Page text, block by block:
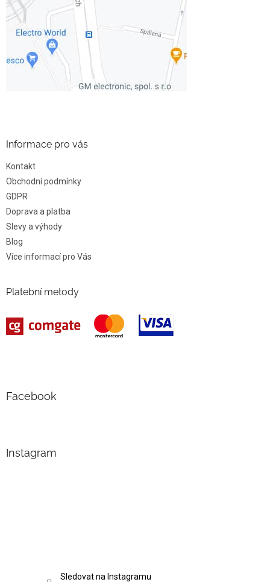
Informace pro vás
Kontakt
Obchodní podmínky
GDPR
Doprava a platba
Slevy a výhody
Blog
Více informací pro Vás
Platební metody
Facebook
Instagram
Sledovat na Instagramu